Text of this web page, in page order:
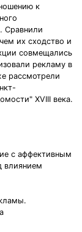
к
Сравнили
их сходство и
совмещались
рекламу в
рассмотрели
XVIII века.
с аффективным
влиянием